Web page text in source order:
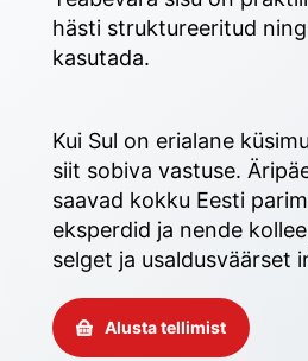
hästi struktureeritud
kasutada.
Kui Sul on erialane
siit sobiva vastuse.
saavad kokku Eesti
eksperdid ja nende
selget ja usaldusväärset
Alusta tellimist